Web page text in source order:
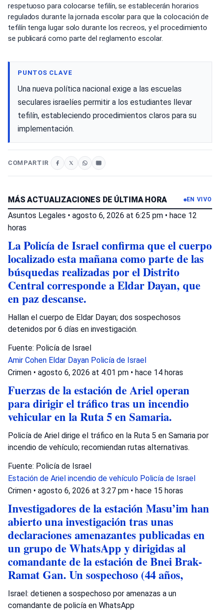
respetuoso para colocarse tefilín, se establecerán horarios
regulados durante la jornada escolar para que la colocación de
tefilín tenga lugar solo durante los recreos, y el procedimiento
se publicará como parte del reglamento escolar.
PUNTOS CLAVE
Una nueva política nacional exige a las escuelas
seculares israelíes permitir a los estudiantes llevar
tefilín, estableciendo procedimientos claros para su
implementación.
COMPARTIR
MÁS ACTUALIZACIONES DE ÚLTIMA HORA EN VIVO
Asuntos Legales • agosto 6, 2026 at 6:25 pm • hace 12
horas
La Policía de Israel confirma que el cuerpo
localizado esta mañana como parte de las
búsquedas realizadas por el Distrito
Central corresponde a Eldar Dayan, que
en paz descanse.
Hallan el cuerpo de Eldar Dayan; dos sospechosos
detenidos por 6 días en investigación.
Fuente: Policía de Israel
Amir Cohen Eldar Dayan Policía de Israel
Crimen • agosto 6, 2026 at 4:01 pm • hace 14 horas
Fuerzas de la estación de Ariel operan
para dirigir el tráfico tras un incendio
vehicular en la Ruta 5 en Samaria.
Policía de Ariel dirige el tráfico en la Ruta 5 en Samaria por
incendio de vehículo; recomiendan rutas alternativas.
Fuente: Policía de Israel
Estación de Ariel incendio de vehículo Policía de Israel
Crimen • agosto 6, 2026 at 3:27 pm • hace 15 horas
Investigadores de la estación Masu’im han
abierto una investigación tras unas
declaraciones amenazantes publicadas en
un grupo de WhatsApp y dirigidas al
comandante de la estación de Bnei Brak-
Ramat Gan. Un sospechoso (44 años,
Israel: detienen a sospechoso por amenazas a un
comandante de policía en WhatsApp